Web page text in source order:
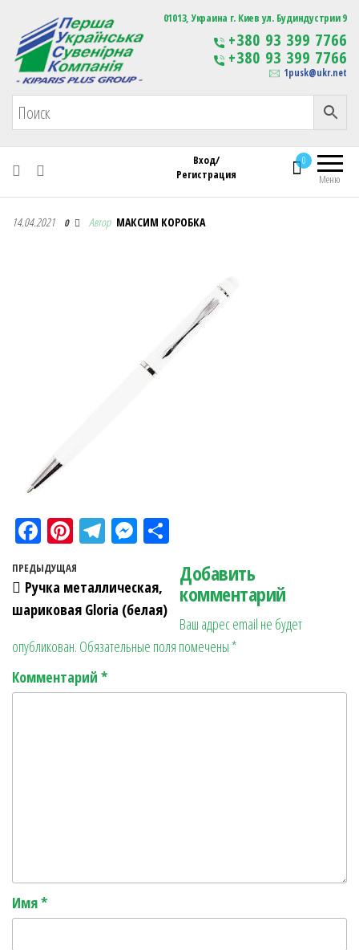
Первая Украинская Сувенирная Компания Изготовление
сувенирной продукции
с логотипом
01013, Украина г. Киев ул. Будиндустрии 9
+380 93 399 7766
+380 93 399 7766
1pusk@ukr.net
Меню
0
Вход/
Регистрация
Первая Украинская Сувенирная Компания
14.04.2021 0 Автор МАКСИМ КОРОБКА
Fa
ce
bo
ok
Pi
nt
er
es
t
Te
gr
a
M
se
n
r
ра
в
ит
ь
Навигация по записям
Предыдущая запись
ПРЕДЫДУЩАЯ
Ручка металлическая,
шариковая Gloria (белая)
Добавить
комментарий
Ваш адрес email не будет
опубликован. Обязательные поля помечены *
Комментарий *
Имя*